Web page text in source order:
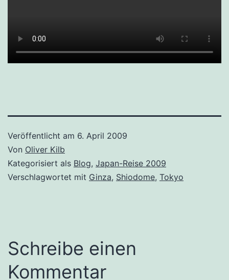
Veröffentlicht am 6. April 2009
Von Oliver Kilb
Kategorisiert als Blog, Japan-Reise 2009
Verschlagwortet mit Ginza, Shiodome, Tokyo
Schreibe einen
Kommentar